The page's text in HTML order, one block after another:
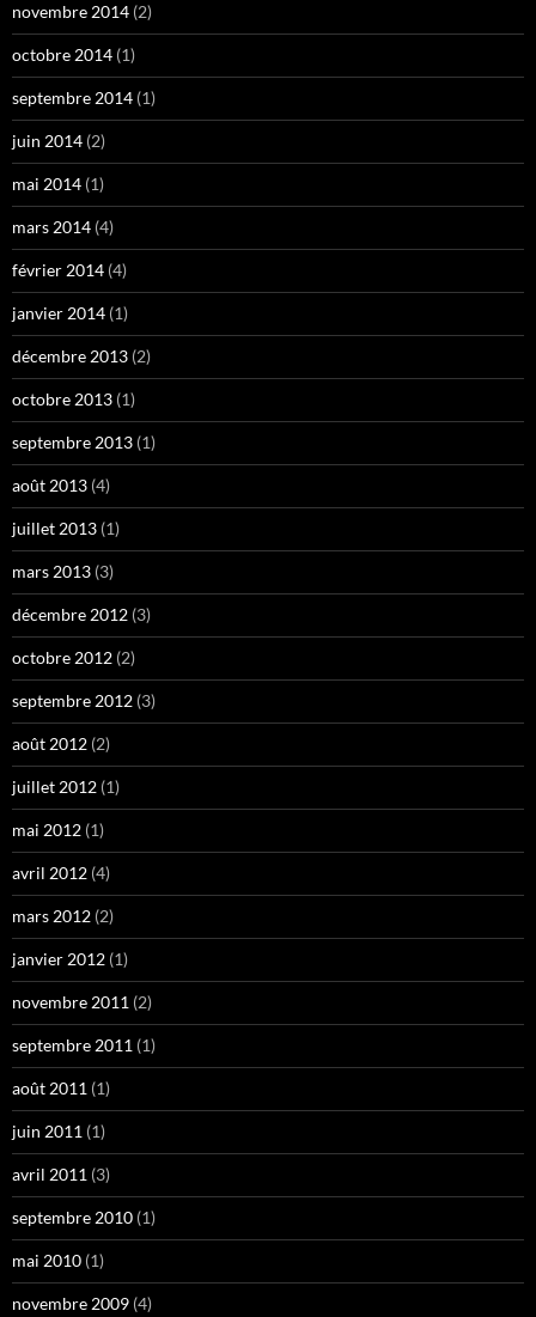
novembre 2014 (2)
octobre 2014 (1)
septembre 2014 (1)
juin 2014 (2)
mai 2014 (1)
mars 2014 (4)
février 2014 (4)
janvier 2014 (1)
décembre 2013 (2)
octobre 2013 (1)
septembre 2013 (1)
août 2013 (4)
juillet 2013 (1)
mars 2013 (3)
décembre 2012 (3)
octobre 2012 (2)
septembre 2012 (3)
août 2012 (2)
juillet 2012 (1)
mai 2012 (1)
avril 2012 (4)
mars 2012 (2)
janvier 2012 (1)
novembre 2011 (2)
septembre 2011 (1)
août 2011 (1)
juin 2011 (1)
avril 2011 (3)
septembre 2010 (1)
mai 2010 (1)
novembre 2009 (4)